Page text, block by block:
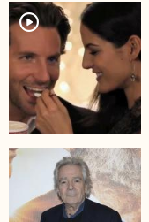
player2